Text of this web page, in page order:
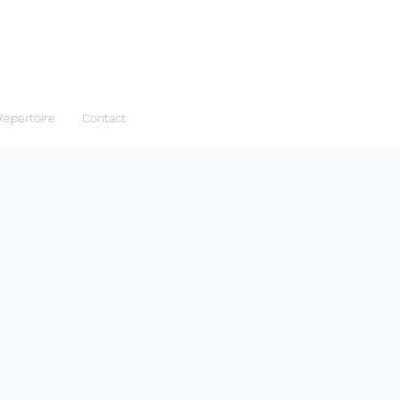
Contact